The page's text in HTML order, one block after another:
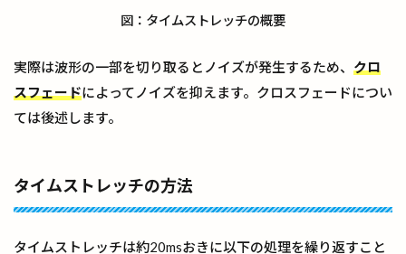
図：タイムストレッチの概要
実際は波形の一部を切り取るとノイズが発生するため、 クロ
スフェードによってノイズを抑えます。クロスフェードについ
ては後述します。
タイムストレッチの方法
タイムストレッチは約20msおきに以下の処理を繰り返すこと